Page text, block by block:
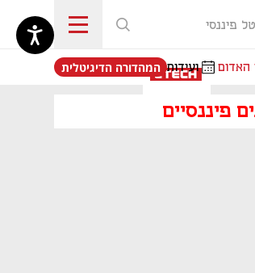
פיננסי
האדום ועידות
נפתח בכרטיסייה חדשה
המהדורה הדיגיטלית
פיננסיים